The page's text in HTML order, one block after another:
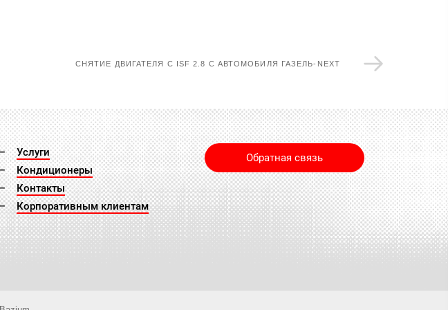
СНЯТИЕ ДВИГАТЕЛЯ С ISF 2.8 С АВТОМОБИЛЯ ГАЗЕЛЬ-NEXT
Услуги
Кондиционеры
Контакты
Корпоративным клиентам
Обратная связь